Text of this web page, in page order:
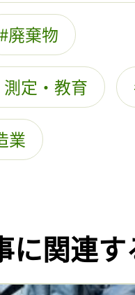
廃棄物
定・教育
業
に関連